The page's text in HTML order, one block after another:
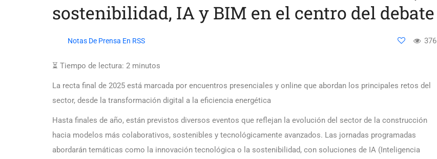
sostenibilidad, IA y BIM en el centro del debate
Notas De Prensa En RSS 376
⏳ Tiempo de lectura: 2 minutos
La recta final de 2025 está marcada por encuentros presenciales y online que abordan los principales retos del
sector, desde la transformación digital a la eficiencia energética
Hasta finales de año, están previstos diversos eventos que reflejan la evolución del sector de la construcción
hacia modelos más colaborativos, sostenibles y tecnológicamente avanzados. Las jornadas programadas
abordarán temáticas como la innovación tecnológica o la sostenibilidad, con soluciones de IA (Inteligencia